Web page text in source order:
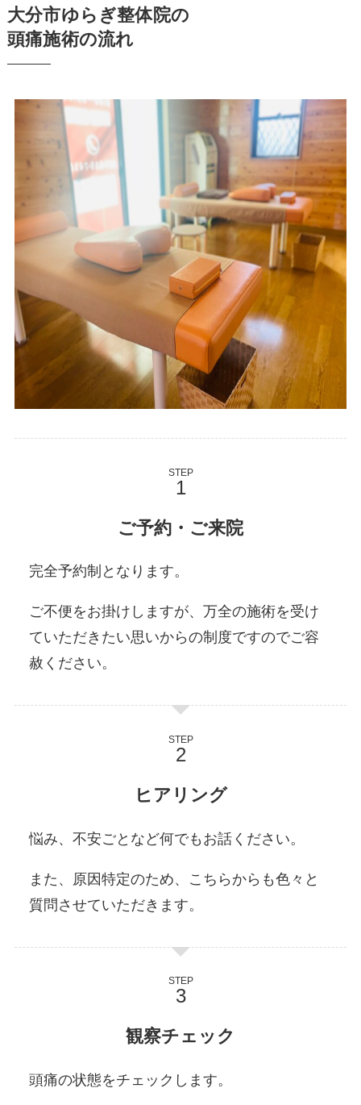
大分市ゆらぎ整体院の
頭痛施術の流れ
STEP
ご予約・ご来院
完全予約制となります。
ご不便をお掛けしますが、万全の施術を受け
ていただきたい思いからの制度ですのでご容
赦ください。
STEP
ヒアリング
悩み、不安ごとなど何でもお話ください。
また、原因特定のため、こちらからも色々と
質問させていただきます。
STEP
観察チェック
頭痛の状態をチェックします。